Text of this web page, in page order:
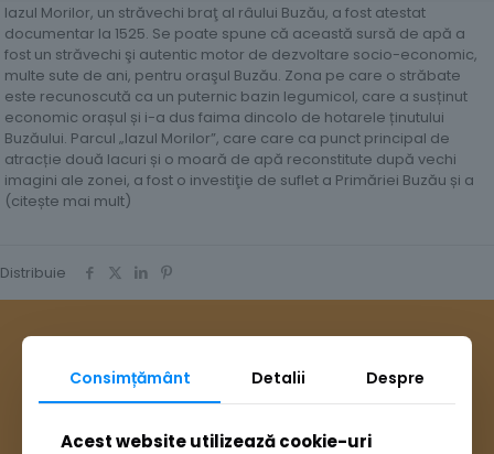
Iazul Morilor, un străvechi braţ al râului Buzău, a fost atestat
documentar la 1525. Se poate spune că această sursă de apă a
fost un străvechi şi autentic motor de dezvoltare socio-economic,
multe sute de ani, pentru oraşul Buzău. Zona pe care o străbate
este recunoscută ca un puternic bazin legumicol, care a susținut
economic orașul și i-a dus faima dincolo de hotarele ținutului
Buzăului. Parcul „Iazul Morilor”, care care ca punct principal de
atracție două lacuri și o moară de apă reconstitute după vechi
imagini ale zonei, a fost o investiţie de suflet a Primăriei Buzău și a
(citește mai mult)
Distribuie
Consimțământ Detalii Despre
Acest website utilizează cookie-uri